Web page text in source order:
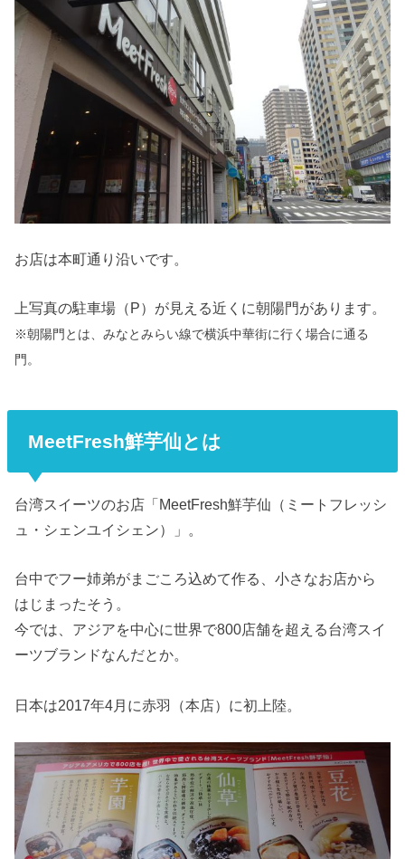
お店は本町通り沿いです。
上写真の駐車場（P）が見える近くに朝陽門があります。
※朝陽門とは、みなとみらい線で横浜中華街に行く場合に通る
門。
MeetFresh鮮芋仙とは
台湾スイーツのお店「MeetFresh鮮芋仙（ミートフレッシ
ュ・シェンユイシェン）」。
台中でフー姉弟がまごころ込めて作る、小さなお店から
はじまったそう。
今では、アジアを中心に世界で800店舗を超える台湾スイ
ーツブランドなんだとか。
日本は2017年4月に赤羽（本店）に初上陸。